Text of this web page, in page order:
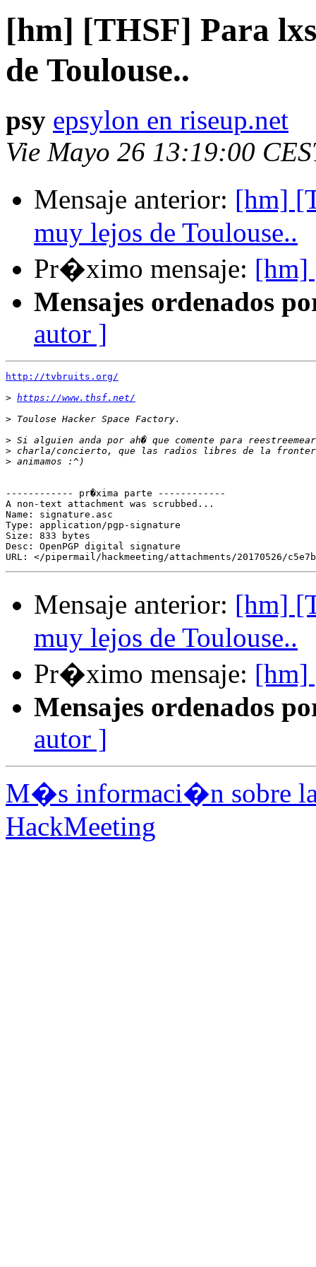
[hm] [THSF] Para
de Toulouse..
psy epsylon en riseup.net
Vie Mayo 26 13:19:00
Mensaje anterior: [hm]
muy lejos de Toulouse..
Pr�ximo mensaje: [hm]
Mensajes ordenados
autor ]
http://tvbruits.org/
> https://www.thsf.net/
>
>
>
>
------------ pr�xima parte ------------
A non-text attachment was scrubbed...
Name: signature.asc
Type: application/pgp-signature
Size: 833 bytes
Desc: OpenPGP digital signature
Mensaje anterior: [hm]
muy lejos de Toulouse..
Pr�ximo mensaje: [hm]
Mensajes ordenados
autor ]
M�s informaci�n sobre
HackMeeting